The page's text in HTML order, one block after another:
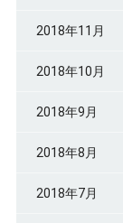
2018年11月
2018年10月
2018年9月
2018年8月
2018年7月